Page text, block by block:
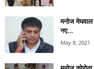
मनोज
नए...
May 8, 2021